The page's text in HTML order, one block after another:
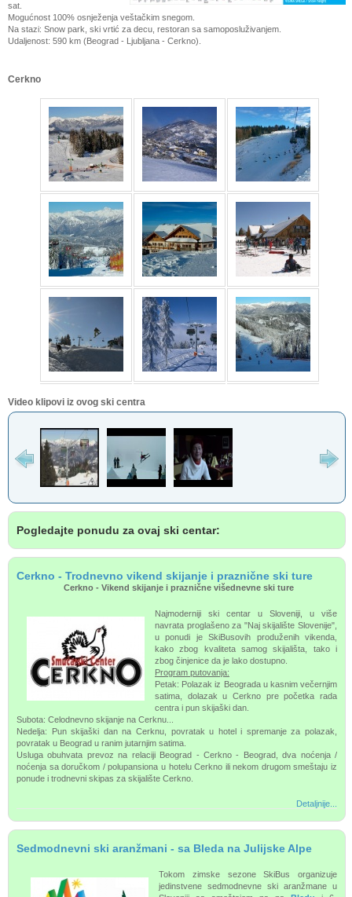
sat.
Mogućnost 100% osnježenja veštačkim snegom.
Na stazi: Snow park, ski vrtić za decu, restoran sa samoposluživanjem.
Udaljenost: 590 km (Beograd - Ljubljana - Cerkno).
Cerkno
Video klipovi iz ovog ski centra
Pogledajte ponudu za ovaj ski centar:
Cerkno - Trodnevno vikend skijanje i praznične ski ture
Cerkno - Vikend skijanje i praznične višednevne ski ture
Najmoderniji ski centar u Sloveniji, u više
navrata proglašeno za "Naj skijalište Slovenije",
u ponudi je SkiBusovih produženih vikenda,
kako zbog kvaliteta samog skijališta, tako i
zbog činjenice da je lako dostupno.
Program putovanja:
Petak: Polazak iz Beograda u kasnim večernjim
satima, dolazak u Cerkno pre početka rada
centra i pun skijaški dan.
Subota: Celodnevno skijanje na Cerknu...
Nedelja: Pun skijaški dan na Cerknu, povratak u hotel i spremanje za polazak,
povratak u Beograd u ranim jutarnjim satima.
Usluga obuhvata prevoz na relaciji Beograd - Cerkno - Beograd, dva noćenja /
noćenja sa doručkom / polupansiona u hotelu Cerkno ili nekom drugom smeštaju iz
ponude i trodnevni skipas za skijalište Cerkno.
Detaljnije...
Sedmodnevni ski aranžmani - sa Bleda na Julijske Alpe
Tokom zimske sezone SkiBus organizuje
jedinstvene sedmodnevne ski aranžmane u